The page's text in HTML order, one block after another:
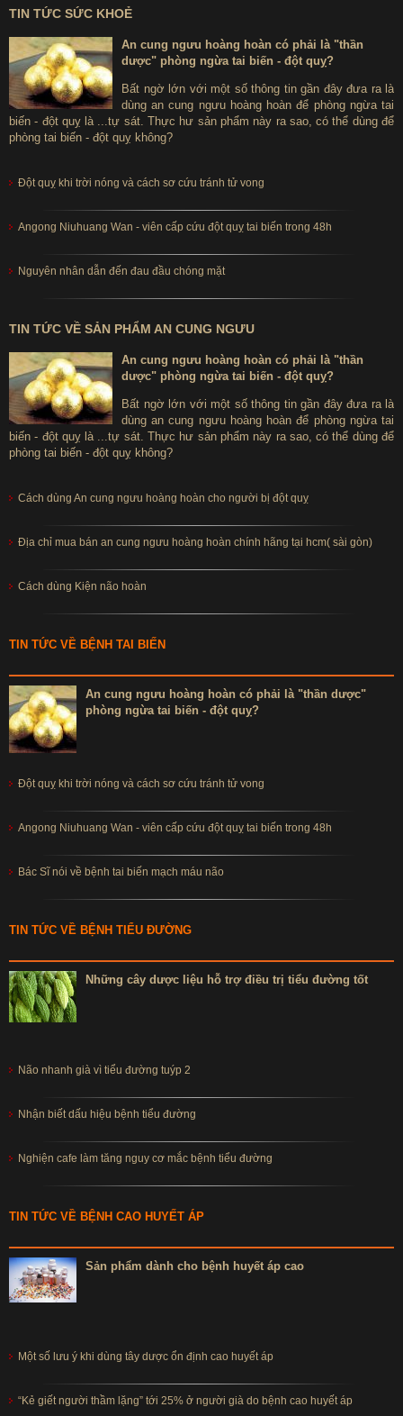
TIN TỨC SỨC KHOẺ
An cung ngưu hoàng hoàn có phải là "thần
dược" phòng ngừa tai biến - đột quỵ?
Bất ngờ lớn với một số thông tin gần đây đưa ra là
dùng an cung ngưu hoàng hoàn để phòng ngừa tai
biến - đột quỵ là ...tự sát. Thực hư sản phẩm này ra sao, có thể dùng để
phòng tai biến - đột quỵ không?
Đột quỵ khi trời nóng và cách sơ cứu tránh tử vong
Angong Niuhuang Wan - viên cấp cứu đột quỵ tai biến trong 48h
Nguyên nhân dẫn đến đau đầu chóng mặt
TIN TỨC VỀ SẢN PHẨM AN CUNG NGƯU
An cung ngưu hoàng hoàn có phải là "thần
dược" phòng ngừa tai biến - đột quỵ?
Bất ngờ lớn với một số thông tin gần đây đưa ra là
dùng an cung ngưu hoàng hoàn để phòng ngừa tai
biến - đột quỵ là ...tự sát. Thực hư sản phẩm này ra sao, có thể dùng để
phòng tai biến - đột quỵ không?
Cách dùng An cung ngưu hoàng hoàn cho người bị đột quỵ
Địa chỉ mua bán an cung ngưu hoàng hoàn chính hãng tại hcm( sài gòn)
Cách dùng Kiện não hoàn
TIN TỨC VỀ BỆNH TAI BIẾN
An cung ngưu hoàng hoàn có phải là "thần dược"
phòng ngừa tai biến - đột quỵ?
Đột quỵ khi trời nóng và cách sơ cứu tránh tử vong
Angong Niuhuang Wan - viên cấp cứu đột quỵ tai biến trong 48h
Bác Sĩ nói về bệnh tai biến mạch máu não
TIN TỨC VỀ BỆNH TIỂU ĐƯỜNG
Những cây dược liệu hỗ trợ điều trị tiểu đường tốt
Não nhanh già vì tiểu đường tuýp 2
Nhận biết dấu hiệu bệnh tiểu đường
Nghiện cafe làm tăng nguy cơ mắc bệnh tiểu đường
TIN TỨC VỀ BỆNH CAO HUYẾT ÁP
Sản phẩm dành cho bệnh huyết áp cao
Một số lưu ý khi dùng tây dược ổn định cao huyết áp
“Kẻ giết người thầm lặng” tới 25% ở người già do bệnh cao huyết áp